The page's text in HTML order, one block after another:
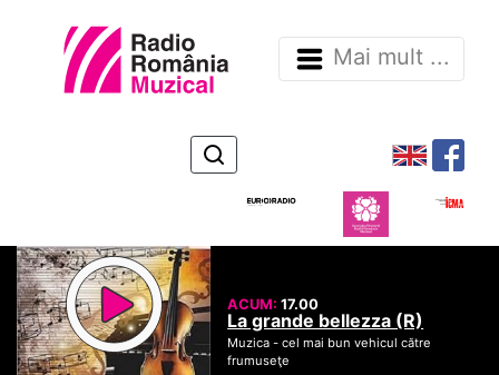
Mai mult ...
ACUM:17.00
La grande bellezza (R)
Muzica -cel mai bun vehicul către
frumuseţe